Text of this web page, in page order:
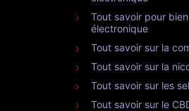
Tout savoir pour
électronique
Tout savoir sur la
Tout savoir sur la
Tout savoir sur les
Tout savoir sur le